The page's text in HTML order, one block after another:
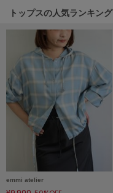
キーン
LAATO
ラート
le coq sportif
トップスの人気ランキング
emmi atelier